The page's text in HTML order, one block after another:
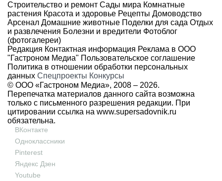
Строительство и ремонт Сады мира Комнатные
растения Красота и здоровье Рецепты Домоводство
Арсенал Домашние животные Поделки для сада Отдых
и развлечения Болезни и вредители Фотоблог
(фотогалереи)
Редакция Контактная информация Реклама в ООО
"Гастроном Медиа" Пользовательское соглашение
Политика в отношении обработки персональных
данных Спецпроекты Конкурсы
© ООО «Гастроном Медиа», 2008 – 2026.
Перепечатка материалов данного сайта возможна
только с письменного разрешения редакции. При
цитировании ссылка на www.supersadovnik.ru
обязательна.
ВКонтакте
Одноклассники
Pinterest
Яндекс Дзен
Youtube